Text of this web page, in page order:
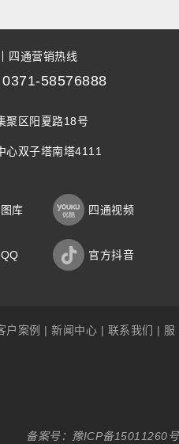
四通营销热线
0371-58576888
聚区阳夏路18号
心双子塔南塔4111
库 四通视频
官方抖音
户案例 | 新闻中心 | 联系我们 | 服
备案号： 豫ICP备15011260号